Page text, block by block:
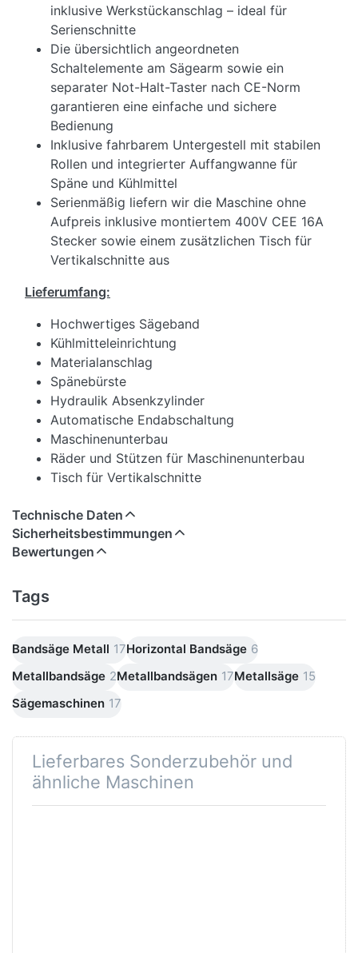
inklusive Werkstückanschlag – ideal für
Serienschnitte
Die übersichtlich angeordneten
Schaltelemente am Sägearm sowie ein
separater Not-Halt-Taster nach CE-Norm
garantieren eine einfache und sichere
Bedienung
Inklusive fahrbarem Untergestell mit stabilen
Rollen und integrierter Auffangwanne für
Späne und Kühlmittel
Serienmäßig liefern wir die Maschine ohne
Aufpreis inklusive montiertem 400V CEE 16A
Stecker sowie einem zusätzlichen Tisch für
Vertikalschnitte aus
Lieferumfang:
Hochwertiges Sägeband
Kühlmitteleinrichtung
Materialanschlag
Spänebürste
Hydraulik Absenkzylinder
Automatische Endabschaltung
Maschinenunterbau
Räder und Stützen für Maschinenunterbau
Tisch für Vertikalschnitte
Technische Daten
Sicherheitsbestimmungen
Bewertungen
Tags
Bandsäge Metall 17Horizontal Bandsäge 6
Metallbandsäge 2Metallbandsägen 17Metallsäge 15
Sägemaschinen 17
Lieferbares Sonderzubehör und
ähnliche Maschinen